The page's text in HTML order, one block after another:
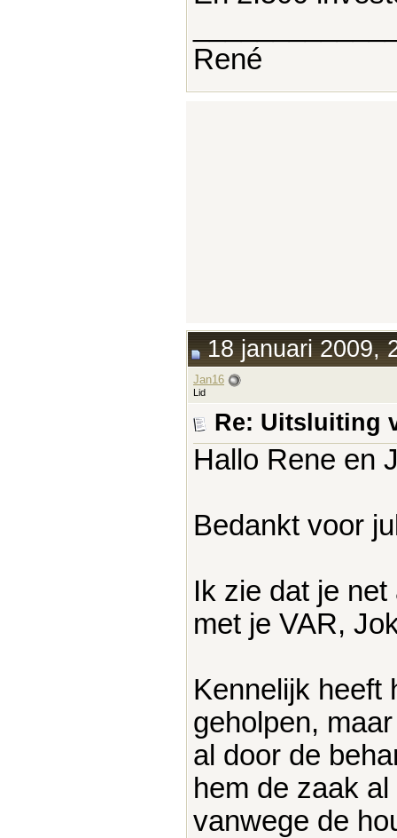
René
18 januari 2009,
Jan16
Lid
Re: Uitsluiting
Hallo Rene en
Bedankt voor
Ik zie dat je
met je VAR,
Kennelijk heeft
geholpen,
al door de
hem de zaak
vanwege de